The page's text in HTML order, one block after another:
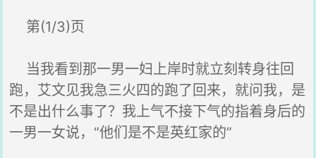
第(1/3)页
当我看到那一男一妇上岸时就立刻转身往回
跑，艾文见我急三火四的跑了回来，就问我，是
不是出什么事了？我上气不接下气的指着身后的
一男一女说，“他们是不是英红家的”